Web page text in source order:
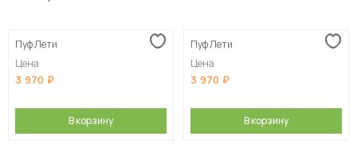
Пуф Лети
Цена
3 970
В корзину
Пуф Лети
Цена
3 970
В корзину